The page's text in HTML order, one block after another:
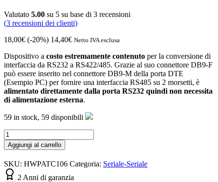
Valutato 5.00 su 5 su base di 3 recensioni
(3 recensioni dei clienti)
18,00€ (-20%) 14,40€ Netto IVA esclusa
Dispositivo a costo estremamente contenuto per la conversione di
interfaccia da RS232 a RS422/485. Grazie al suo connettore DB9-F
può essere inserito nel connettore DB9-M della porta DTE
(Esempio PC) per fornire una interfaccia RS485 su 2 morsetti, è
alimentato direttamente dalla porta RS232 quindi non necessita
di alimentazione esterna.
59 in stock, 59 disponibili
Convertitore
RS232-
RS485
ATC-
106
quantità
Aggiungi al carrello
SKU: HWPATC106 Categoria: Seriale-Seriale
2 Anni di garanzia